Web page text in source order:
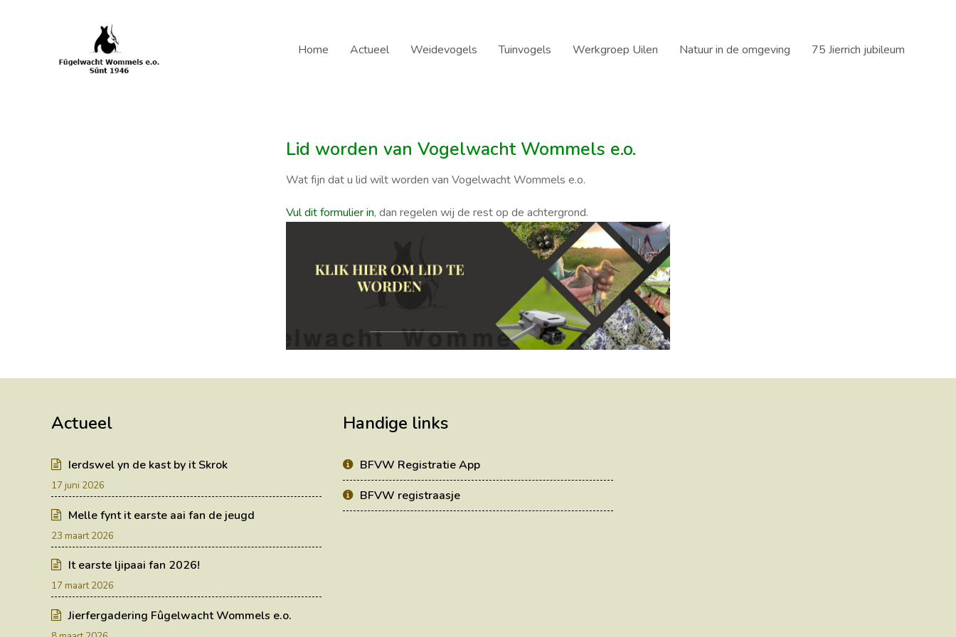
Home Actueel Weidevogels Tuinvogels Werkgroep Uilen Natuur in de omgeving 75 Jierrich jubileum
Lid worden van Vogelwacht Wommels e.o.
Wat fijn dat u lid wilt worden van Vogelwacht Wommels e.o.
Vul dit formulier in, dan regelen wij de rest op de achtergrond.
Actueel
Ierdswel yn de kast by it Skrok
17 juni 2026
Melle fynt it earste aai fan de jeugd
23 maart 2026
It earste ljipaai fan 2026!
17 maart 2026
Jierfergadering Fûgelwacht Wommels e.o.
Handige links
BFVW Registratie App
BFVW registraasje